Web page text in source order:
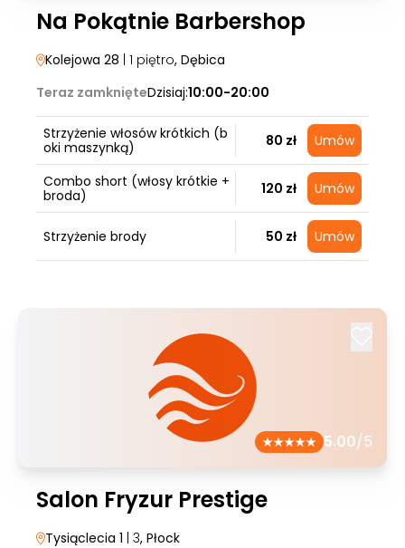
Na Pokątnie Barbershop
Kolejowa 28 | 1 piętro, Dębica
Teraz zamknięteDzisiaj:10:00-20:00
Strzyżenie włosów krótkich (b
oki maszynką)
80 zł Umów
Combo short (włosy krótkie +
broda)
120 zł Umów
Strzyżenie brody 50 zł Umów
5.00/5
Salon Fryzur Prestige
Tysiąclecia 1 | 3, Płock